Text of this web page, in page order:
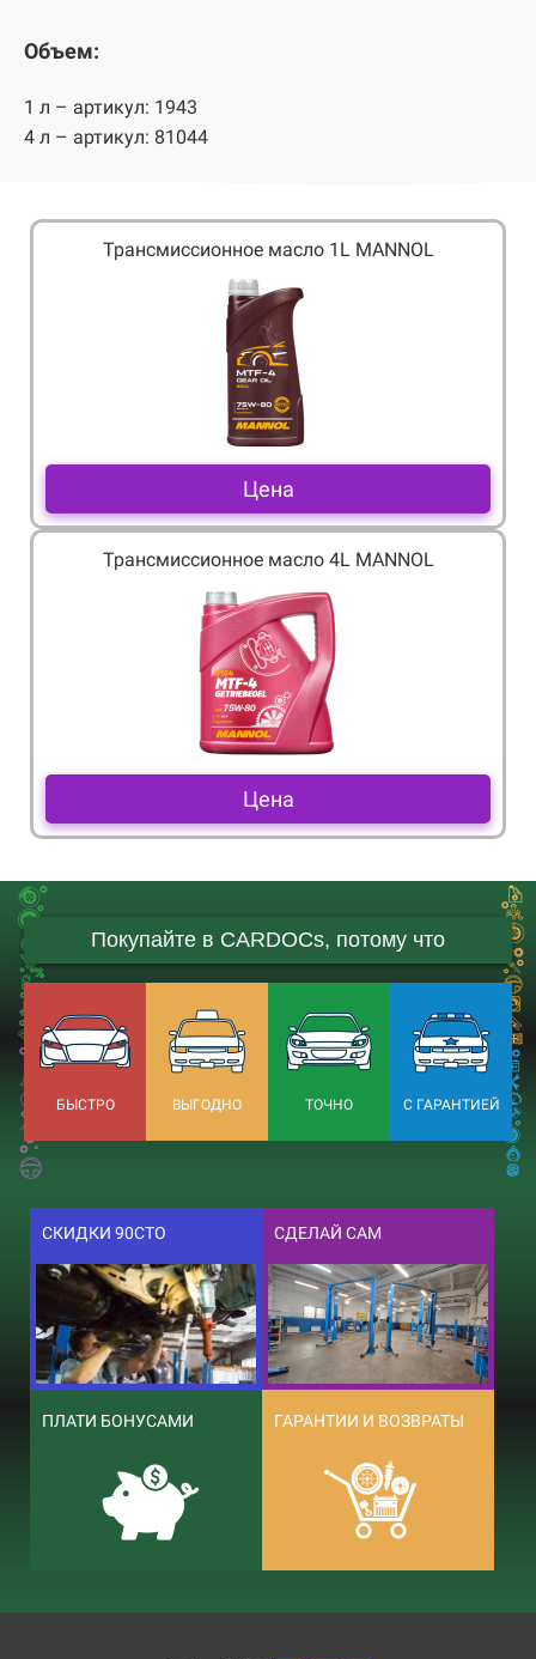
Объем:
1 л – артикул: 1943
4 л – артикул: 81044
Трансмиссионное масло 1L MANNOL
Цена
Трансмиссионное масло 4L MANNOL
Цена
Покупайте в CARDOCs, потому что
БЫСТРО ВЫГОДНО ТОЧНО С ГАРАНТИЕЙ
СКИДКИ 90СТО СДЕЛАЙ САМ
ПЛАТИ БОНУСАМИ ГАРАНТИИ И ВОЗВРАТЫ